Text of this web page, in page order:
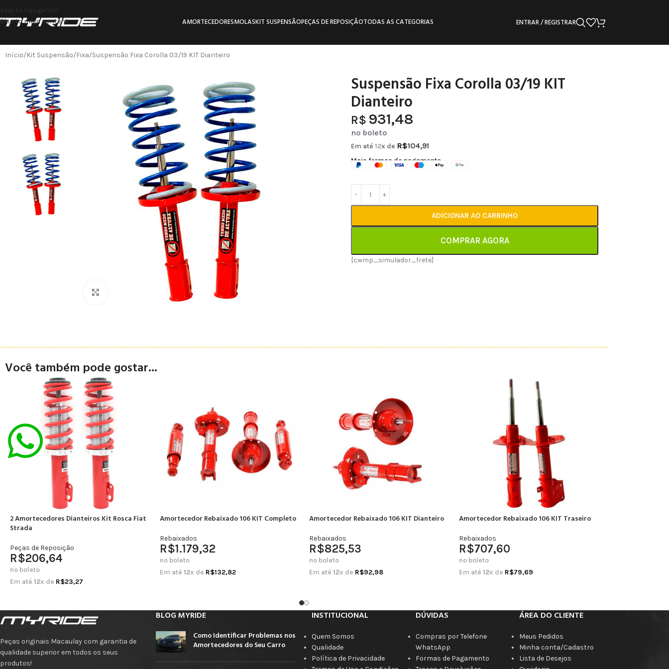
Skip to navigation
Skip to main content
AMORTECEDORESMOLASKIT SUSPENSÃOPEÇAS DE REPOSIÇÃOTODAS AS CATEGORIAS ENTRAR / REGISTRAR
Início Kit Suspensão Fixa Suspensão Fixa Corolla 03/19 KIT Dianteiro
Suspensão Fixa Corolla 03/19 KIT
Dianteiro
R$ 931,48
no boleto
Em até12x de R$104,91
Mais formas de pagamento
ADICIONAR AO CARRINHO
COMPRAR AGORA
[cwmp_simulador_frete]
Você também pode gostar...
2 Amortecedores Dianteiros Kit Rosca Fiat
Strada
Peças de Reposição
R$206,64
no boleto
Em até 12x de R$23,27
Amortecedor Rebaixado 106 KIT Completo
Rebaixados
R$1.179,32
no boleto
Em até 12x de R$132,82
Amortecedor Rebaixado 106 KIT Dianteiro
Rebaixados
R$825,53
no boleto
Em até 12x de R$92,98
Amortecedor Rebaixado 106 KIT Traseiro
Rebaixados
R$707,60
no boleto
Em até 12x de R$79,69
Peças originais Macaulay com garantia de
qualidade superior em todos os seus
produtos!
BLOG MYRIDE
Como Identificar Problemas nos
Amortecedores do Seu Carro
INSTITUCIONAL
Quem Somos
Qualidade
Política de Privacidade
DÚVIDAS
Compras por Telefone
WhatsApp
Formas de Pagamento
ÁREA DO CLIENTE
Meus Pedidos
Minha conta/Cadastro
Lista de Desejos